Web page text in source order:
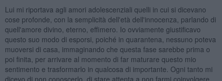
Lui mi riportava agli amori adolescenziali quelli in cui si dicevano
cose profonde, con la semplicità dell'età dell'innocenza, parlando di
quell'amore divino, eterno, effimero. Io ovviamente giustificavo
questo suo modo di esporsi, poiché in quarantena, nessuno poteva
muoversi di casa, immaginando che questa fase sarebbe prima o
poi finita, per arrivare al momento di far maturare questo mio
sentimento e trasformarlo in qualcosa di importante. Ogni tanto mi
dicevo di non conoscerlo, di stare attenta a non farmi coinvolgere